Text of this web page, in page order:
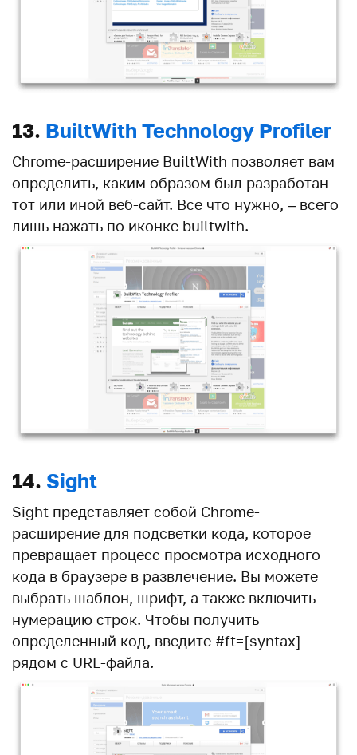
13. BuiltWith Technology Profiler
Chrome-расширение BuiltWith позволяет вам
определить, каким образом был разработан
тот или иной веб-сайт. Все что нужно, – всего
лишь нажать по иконке builtwith.
14. Sight
Sight представляет собой Chrome-
расширение для подсветки кода, которое
превращает процесс просмотра исходного
кода в браузере в развлечение. Вы можете
выбрать шаблон, шрифт, а также включить
нумерацию строк. Чтобы получить
определенный код, введите #ft=[syntax]
рядом с URL-файла.